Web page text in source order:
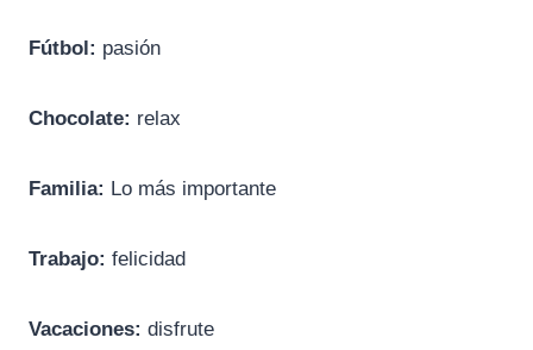
Fútbol: pasión
Chocolate: relax
Familia: Lo más importante
Trabajo: felicidad
Vacaciones: disfrute